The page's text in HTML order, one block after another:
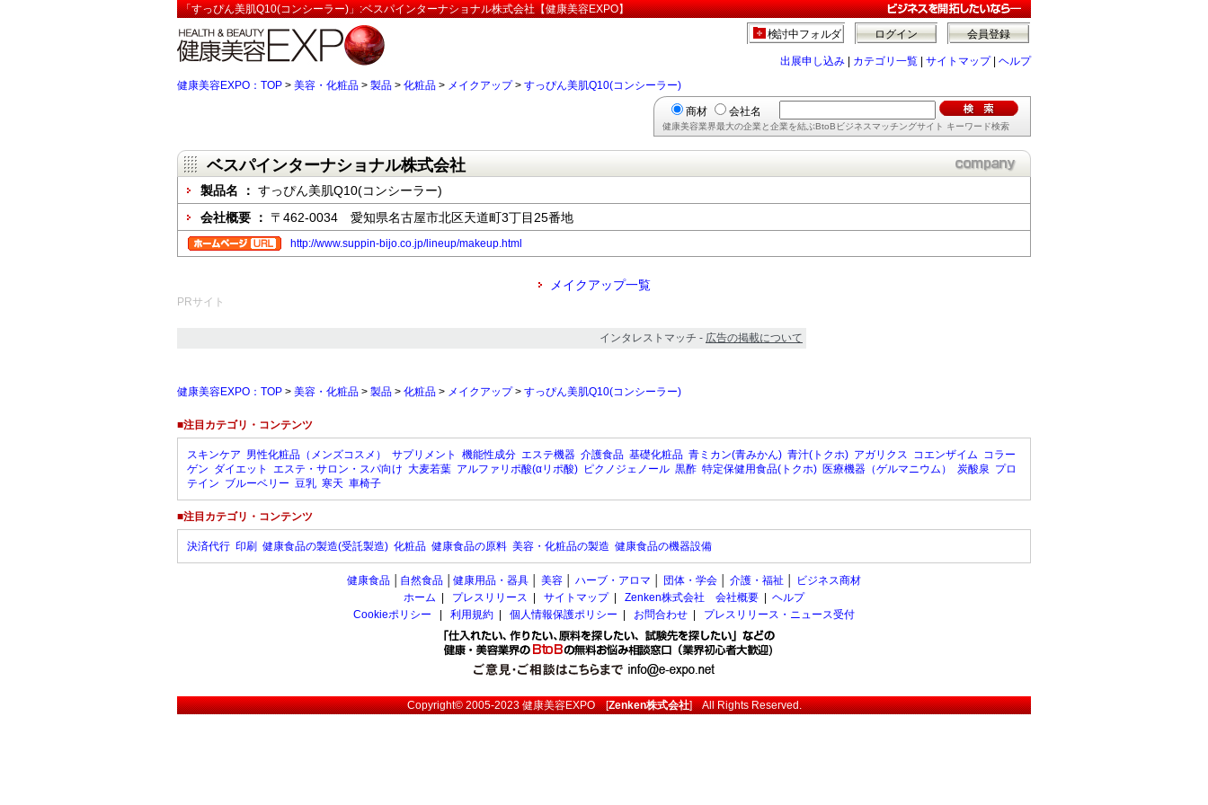
「すっぴん美肌Q10(コンシーラー)」:ベスパインターナショナル株式会社【健康美容EXPO】
会員登録
ログイン
検討中フォルダ
出展申し込み カテゴリ一覧 サイトマップ| ヘルプ
健康美容EXPO：TOP > 美容・化粧品 > 製品 > 化粧品 > メイクアップ> すっぴん美肌Q10(コンシーラー)
商材 会社名
健康美容業界最大の企業と企業を結ぶBtoBビジネスマッチングサイト キーワード検索
ベスパインターナショナル株式会社
製品名 ： すっぴん美肌Q10(コンシーラー)
会社概要 ： 〒462-0034 愛知県名古屋市北区天道町3丁目25番地
http://www.suppin-bijo.co.jp/lineup/makeup.html
メイクアップ一覧
PRサイト
インタレストマッチ - 広告の掲載について
健康美容EXPO：TOP > 美容・化粧品 > 製品 > 化粧品 > メイクアップ> すっぴん美肌Q10(コンシーラー)
■注目カテゴリ・コンテンツ
スキンケア 男性化粧品（メンズコスメ） サプリメント 機能性成分 エステ機器 介護食品 基礎化粧品 青ミカン(青みかん) 青汁(トクホ) アガリクス コエンザイム コラー
ゲン ダイエット エステ・サロン・スパ向け 大麦若葉 アルファリポ酸(αリポ酸) ピクノジェノール 黒酢 特定保健用食品(トクホ) 医療機器（ゲルマニウム） 炭酸泉 プロ
テイン ブルーベリー 豆乳 寒天 車椅子
■注目カテゴリ・コンテンツ
決済代行 印刷 健康食品の製造(受託製造) 化粧品 健康食品の原料 美容・化粧品の製造 健康食品の機器設備
健康食品 自然食品 健康用品・器具 美容 ハーブ・アロマ 団体・学会 介護・福祉
ビジネス商材
ホーム
プレスリリース サイトマップ| Zenken株式会社 会社概要
ヘルプ
Cookieポリシー
利用規約 個人情報保護ポリシー お問合わせ プレスリリース・ニュース受付
Copyright© 2005-2023健康美容EXPO[Zenken株式会社] All Rights Reserved.